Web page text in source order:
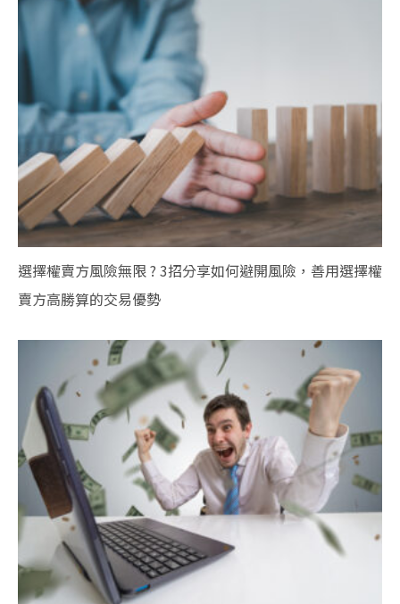
選擇權賣方風險無限 ? 3招分享如何避開風險，善用選擇權
賣方高勝算的交易優勢